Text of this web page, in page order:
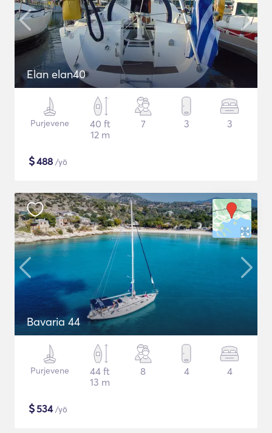
Elan elan40
Purjevene
40 ft
12 m
7 3 3
$488 /yö
Bavaria 44
Purjevene
44 ft
13 m
8 4 4
$534/yö